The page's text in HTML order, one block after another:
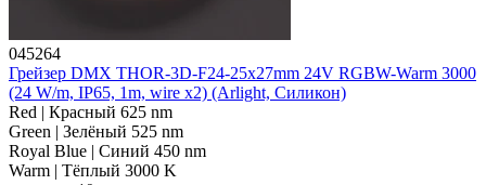
045264
Грейзер DMX THOR-3D-F24-25x27mm 24V RGBW-Warm 3000
(24 W/m, IP65, 1m, wire x2) (Arlight, Силикон)
Red | Красный 625 nm
Green | Зелёный 525 nm
Royal Blue | Синий 450 nm
Warm | Тёплый 3000 K